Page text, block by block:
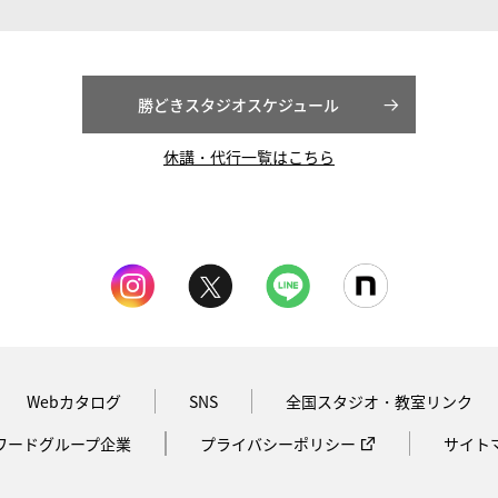
勝どきスタジオスケジュール
休講・代行一覧はこちら
Webカタログ SNS
全国スタジオ・教室リンク
ードグループ企業
プライバシーポリシー サイト